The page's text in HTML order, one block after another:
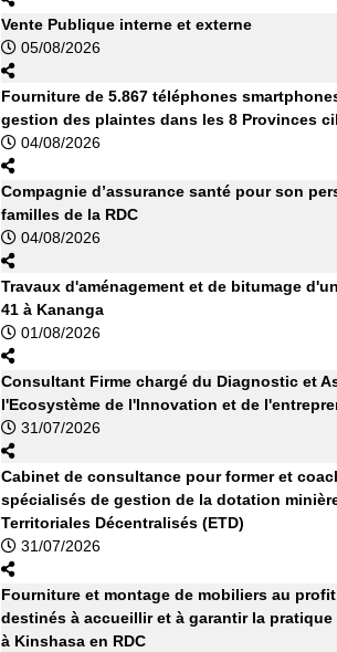
Vente Publique interne et externe
05/08/2026
Fourniture de 5.867 téléphones
gestion des plaintes dans les 8 Provinces
04/08/2026
Compagnie d’assurance santé pour son
familles de la RDC
04/08/2026
Travaux d'aménagement et de bitumage
41 à Kananga
01/08/2026
Consultant Firme chargé du Diagnostic et
l'Ecosystème de l'Innovation et de
31/07/2026
Cabinet de consultance pour former et
spécialisés de gestion de la dotation
Territoriales Décentralisés (ETD)
31/07/2026
Fourniture et montage de mobiliers au
destinés à accueillir et à garantir la
à Kinshasa en RDC